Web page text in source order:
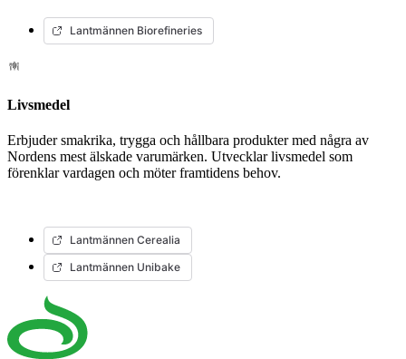
Lantmännen Biorefineries
Livsmedel
Erbjuder smakrika, trygga och hållbara produkter med några av
Nordens mest älskade varumärken. Utvecklar livsmedel som
förenklar vardagen och möter framtidens behov.
Lantmännen Cerealia
Lantmännen Unibake